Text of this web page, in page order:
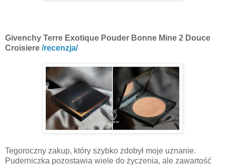
Givenchy Terre Exotique Pouder Bonne Mine 2 Douce
Croisiere /recenzja/
Tegoroczny zakup, który szybko zdobył moje uznanie.
Puderniczka pozostawia wiele do życzenia, ale zawartość